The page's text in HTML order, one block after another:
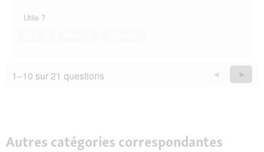
Utile ?
1–10 sur 21 questions
Précédent
Questions
◄ ►
Autres catégories correspondantes